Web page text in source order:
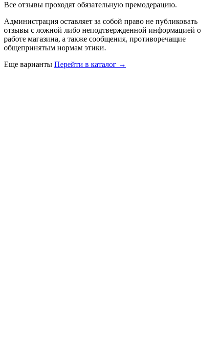
Все отзывы проходят обязательную премодерацию.
Администрация оставляет за собой право не публиковать
отзывы с ложной либо неподтвержденной информацией о
работе магазина, а также сообщения, противоречащие
общепринятым нормам этики.
Еще варианты Перейти в каталог →